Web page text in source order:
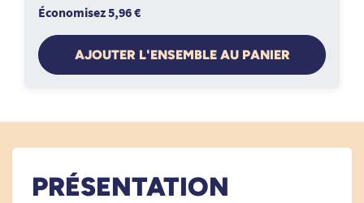
Économisez 5,96 €
AJOUTER L'ENSEMBLE AU PANIER
PRÉSENTATION